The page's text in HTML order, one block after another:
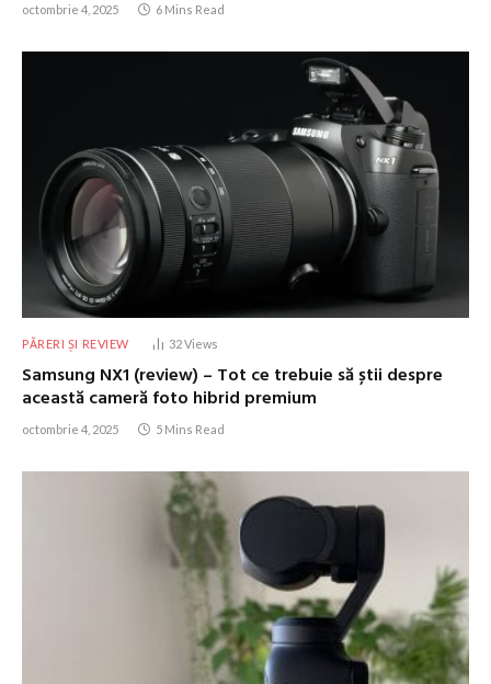
octombrie 4, 2025 6 Mins Read
PĂRERI ȘI REVIEW 32Views
Samsung NX1 (review) – Tot ce trebuie să știi despre
această cameră foto hibrid premium
octombrie 4, 2025 5 Mins Read